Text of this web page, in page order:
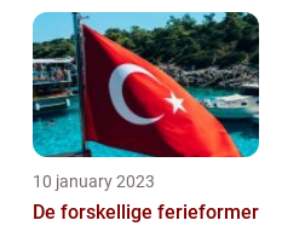
10 january 2023
De forskellige ferieformer